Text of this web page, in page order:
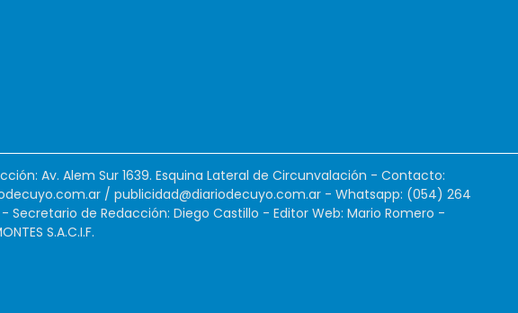
Av. Alem Sur 1639. Esquina Lateral de Circunvalación - Contacto:
/ publicidad@diariodecuyo.com.ar - Whatsapp: (054) 264
Secretario de Redacción: Diego Castillo - Editor Web: Mario Romero -
S.A.C.I.F.